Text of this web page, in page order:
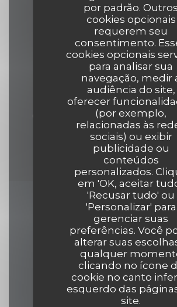
por padrão. Outros
cookies opcionais
requerem seu
consentimento.
cookies opcionais
para analisar sua
navegação, medir
audiência do site,
oferecer
(por exemplo,
relacionadas às
sociais) ou exibir
publicidade ou
conteúdos
personalizados.
em 'OK, aceitar
'Recusar tudo' ou
'Personalizar' para
gerenciar suas
preferências. Você
alterar suas
qualquer
clicando no ícone
cookie no canto
esquerdo das
site.
Serviços
Esplanada,
Métodos de
Ticket Restaurante,
Cash, Visa, Títulos de
Eurocard/Mastercard,
Azul
Horário de
Seg-Dom
11:00 - 01:00